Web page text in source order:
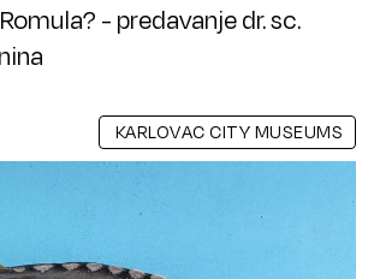
- predavanje dr. sc.
KARLOVAC CITY MUSEUMS